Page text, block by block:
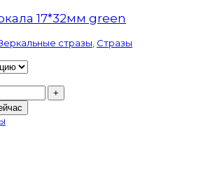
17*32мм green
стразы Стразы